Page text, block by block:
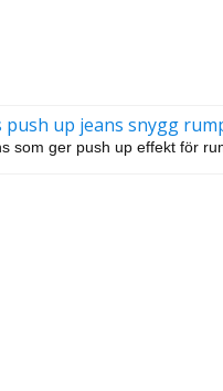
som ger push up effekt för